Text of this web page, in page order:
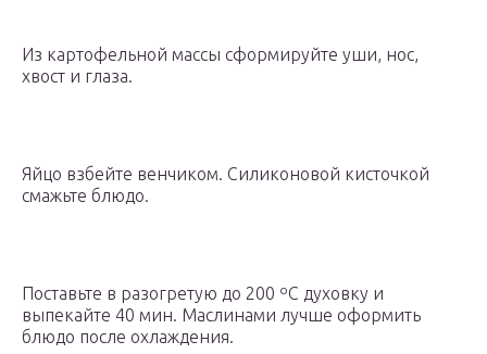
Из картофельной массы сформируйте уши, нос,
хвост и глаза.
Яйцо взбейте венчиком. Силиконовой кисточкой
смажьте блюдо.
Поставьте в разогретую до 200 ºС духовку и
выпекайте 40 мин. Маслинами лучше оформить
блюдо после охлаждения.